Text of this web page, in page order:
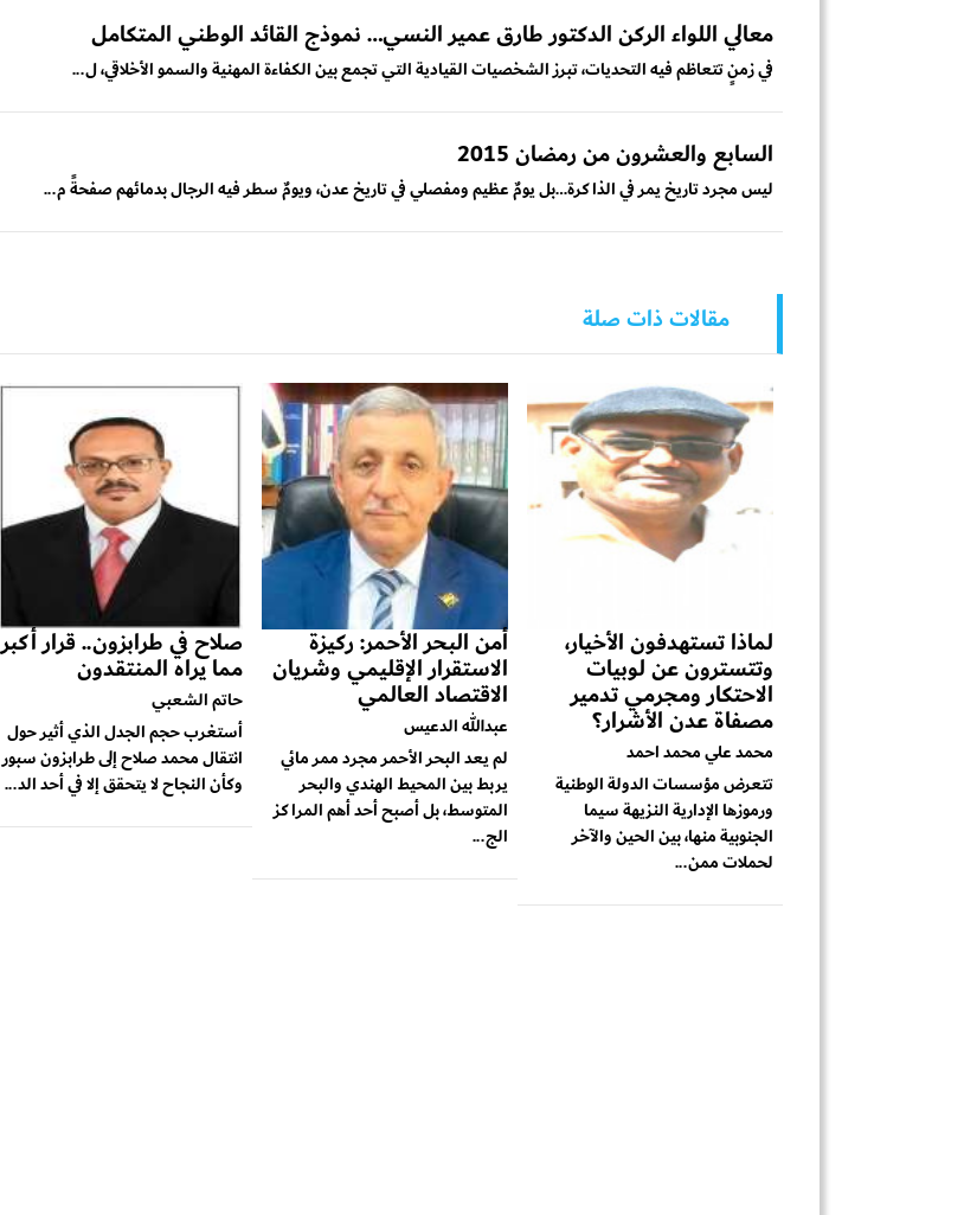
معالي اللواء الركن الدكتور طارق عمير النسي… نموذج القائد الوطني المتكامل
في زمنٍ تتعاظم فيه التحديات، تبرز الشخصيات القيادية التي تجمع بين الكفاءة المهنية والسمو الأخلاقي، ل...
السابع والعشرون من رمضان 2015
ليس مجرد تاريخ يمر في الذاكرة…بل يومٌ عظيم ومفصلي في تاريخ عدن، ويومٌ سطر فيه الرجال بدمائهم صفحةً م...
مقالات ذات صلة
لماذا تستهدفون الأخيار،
وتتسترون عن لوبيات
الاحتكار ومجرمي تدمير
مصفاة عدن الأشرار؟
محمد علي محمد احمد
تتعرض مؤسسات الدولة الوطنية
ورموزها الإدارية النزيهة سيما
الجنوبية منها، بين الحين والآخر
لحملات ممن...
أمن البحر الأحمر: ركيزة
الاستقرار الإقليمي وشريان
الاقتصاد العالمي
عبدالله الدعيس
لم يعد البحر الأحمر مجرد ممر مائي
يربط بين المحيط الهندي والبحر
المتوسط، بل أصبح أحد أهم المراكز
الج...
صلاح في طرابزون.. قرار أكبر
مما يراه المنتقدون
حاتم الشعبي
أستغرب حجم الجدل الذي أثير حول
انتقال محمد صلاح إلى طرابزون سبور
وكأن النجاح لا يتحقق إلا في أحد الد...